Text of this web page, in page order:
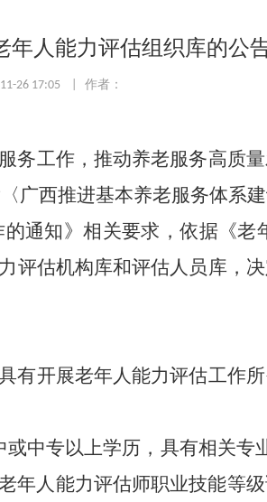
年人能力评估组织库的公
26 17:05 | 作者：
务工作，推动养老服务高质
广西推进基本养老服务体系
通知》相关要求，依据《老
评估机构库和评估人员库，
有开展老年人能力评估工作
中专以上学历，具有相关专
年人能力评估师职业技能等